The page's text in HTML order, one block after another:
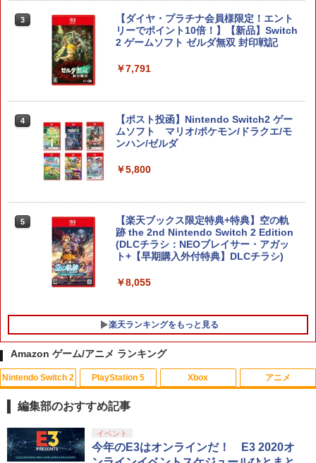
3
【ダイヤ・プラチナ会員様限定！エント
リーでポイント10倍！】【新品】Switch
2 ゲームソフト ゼルダ無双 封印戦記
￥7,791
4
【ポスト投函】Nintendo Switch2 ゲー
ムソフト マリオ/ポケモン/ドラクエ/モ
ンハン/ゼルダ
￥5,800
5
【楽天ブックス限定特典+特典】空の軌
跡 the 2nd Nintendo Switch 2 Edition
(DLCチラシ：NEOブレイサー・アガッ
ト+【早期購入外付特典】DLCチラシ)
￥8,055
楽天ランキングをもっと見る
1
【ポイント5倍】PS5 Slim スタンド 新型
縦置き 冷却ファン スタンド 冷却パッド
縦置き 垂直 充電器 USB 静音 リモコン
滑り止め 冷却台 2台同時充電
1
HDMI キャプチャーボード Switch/UVC
対応 4K 1080P Type C&USB A&USB
C 2in1 ビデオ録画 ゲーム録画 ライブ配
e
1
【中古】メリダとおそろしの森 BD+DVD
(アウターケース) 【ブルーレイ】／ケリ
ー・マクドナルドブルーレイ／海外アニ
￥1,337
Amazon ゲーム/アニメ ランキング
Nintendo Switch 2
スプラトゥーン レイダース|オンライン
コード版
PlayStation 5
PlayStation 5 デジタル・エディション
日本語専用 Console Language: Japan
ese only (CFI-2200B01)
Xbox
【純正品】Xbox ワイヤレス コントロー
ラー + USB-C® ケーブル
アニメ
劇場版「鬼滅の刃」無限城編 第一章 猗
窩座再来 通常版 [Blu-ray]
編集部のおすすめ記事
イベント
今年のE3はオンラインだ！ E3 2020オ